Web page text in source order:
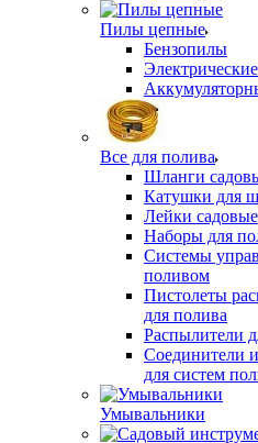
Пилы цепные
Бензопилы
Все для полива
Шланги
Катушки для
Лейки садовые
Наборы для
Системы
поливом
Пистолеты
для полива
Распылители
Соединители
для систем
Умывальники